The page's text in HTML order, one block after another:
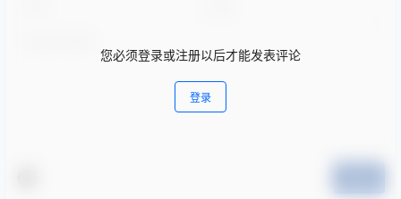
您必须登录或注册以后才能发表评论
登录